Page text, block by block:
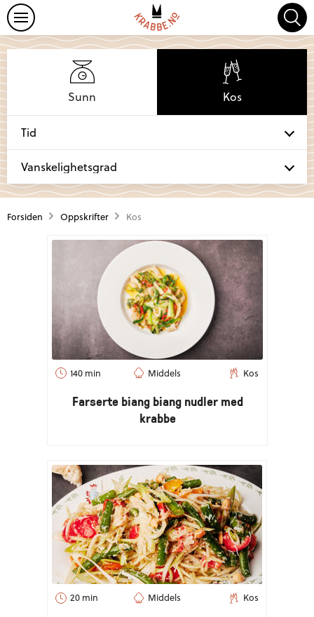
Oppskrifter Om Hitrakrabbe Krabbefakta
Sunn Kos
Forsiden Oppskrifter Kos
140 min Middels Kos
Farserte biang biang nudler med
krabbe
20 min Middels Kos